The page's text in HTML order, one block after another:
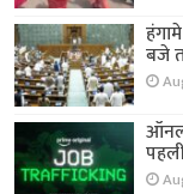
बजे